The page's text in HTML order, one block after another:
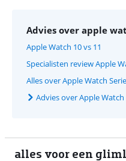
Advies over apple
Apple Watch 10 vs 11
Specialisten review Apple
Alles over Apple Watch
Advies over Apple Watch
alles voor een